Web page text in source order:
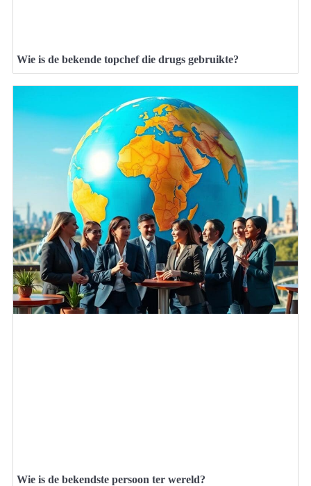
Wie is de bekende topchef die drugs gebruikte?
Wie is de bekendste persoon ter wereld?